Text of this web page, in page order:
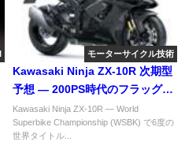
モーターサイクル技術
Kawasaki Ninja ZX-10R 次期型
予想 ― 200PS時代のフラッグシ
ップ進化
Kawasaki Ninja ZX-10R ― World
Superbike Championship (WSBK) で6度の
世界タイトル...